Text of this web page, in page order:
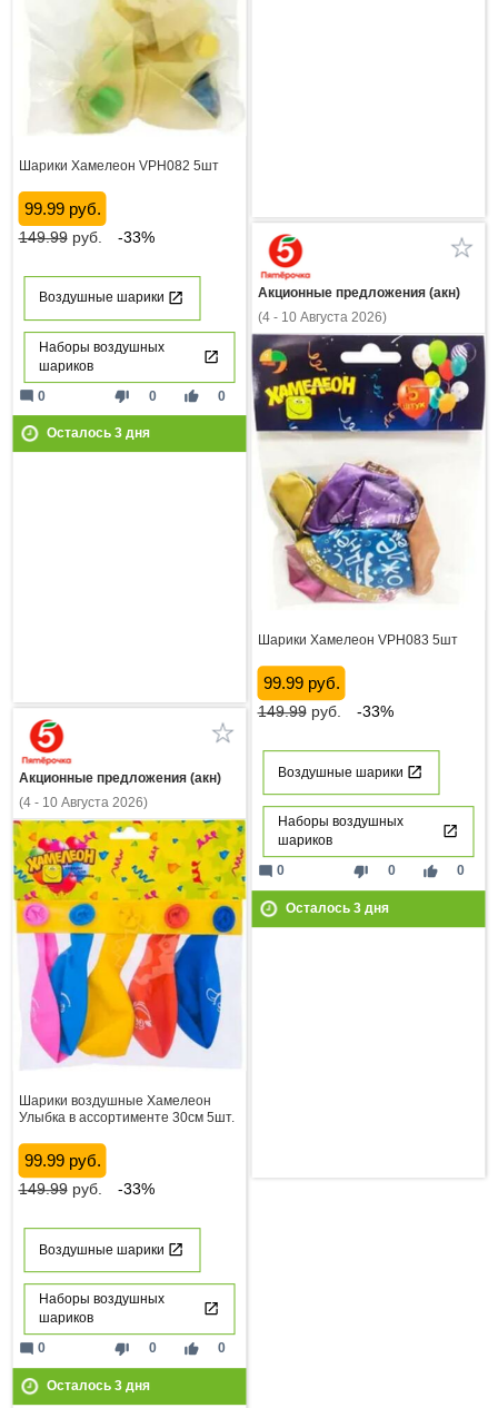
Шарики Хамелеон VPH082 5шт
99.99 руб.
149.99руб. -33%
Воздушные шарики
Наборы воздушных
шариков
thumb_down 0 thumb_up 0
mode_comment 0
Осталось 3дня
Акционные предложения (акн)
(4 - 10 Августа 2026)
Шарики Хамелеон VPH083 5шт
99.99 руб.
149.99руб. -33%
Воздушные шарики
Наборы воздушных
шариков
thumb_down 0 thumb_up 0
mode_comment 0
Осталось 3дня
Акционные предложения (акн)
(4 - 10 Августа 2026)
Шарики воздушные Хамелеон
Улыбка в ассортименте 30см 5шт.
99.99 руб.
149.99руб. -33%
Воздушные шарики
Наборы воздушных
шариков
thumb_down 0 thumb_up 0
mode_comment 0
Осталось 3дня